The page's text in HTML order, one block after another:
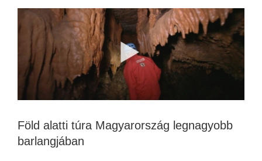
Föld alatti túra Magyarország legnagyobb
barlangjában